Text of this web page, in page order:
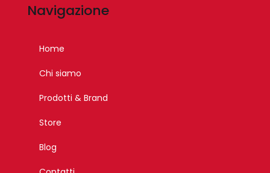
Navigazione
Home
Chi siamo
Prodotti & Brand
Store
Blog